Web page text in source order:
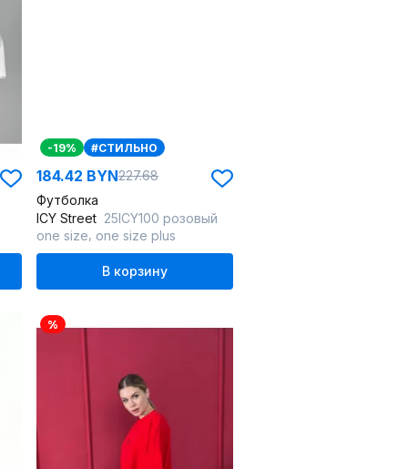
-19% #СТИЛЬНО
184.42 BYN227.68
Футболка
ICY Street 25ICY100 розовый
one size one size plus
В корзину
%